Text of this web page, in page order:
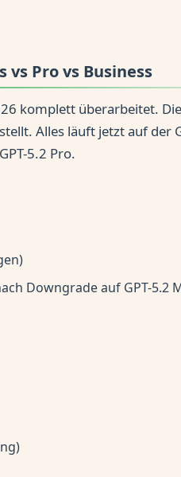
vs Pro vs Business
komplett überarbeitet.
Alles läuft jetzt auf der
5.2 Pro.
Downgrade auf GPT-5.2